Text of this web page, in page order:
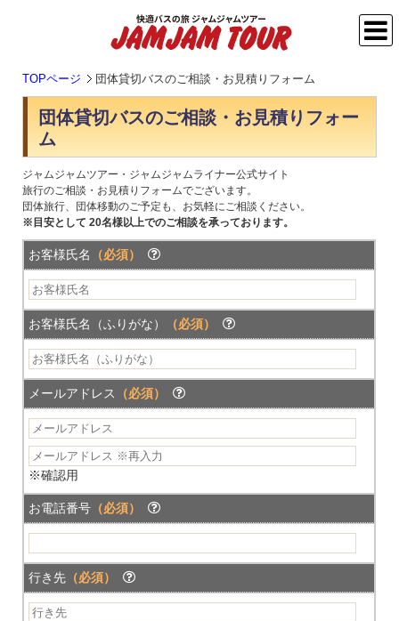
TOPページ 団体貸切バスのご相談・お見積りフォーム
団体貸切バスのご相談・お見積りフォー
ム
ジャムジャムツアー・ジャムジャムライナー公式サイト
旅行のご相談・お見積りフォームでございます。
団体旅行、団体移動のご予定も、お気軽にご相談ください。
※目安として 20名様以上でのご相談を承っております。
お客様氏名 （必須）
お客様氏名（ふりがな） （必須）
メールアドレス （必須）
※確認用
お電話番号 （必須）
行き先 （必須）